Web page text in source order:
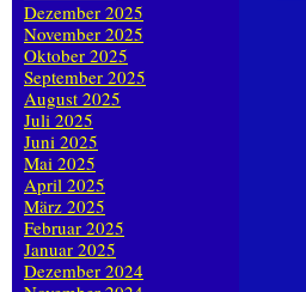
Dezember 2025
November 2025
Oktober 2025
September 2025
August 2025
Juli 2025
Juni 2025
Mai 2025
April 2025
März 2025
Februar 2025
Januar 2025
Dezember 2024